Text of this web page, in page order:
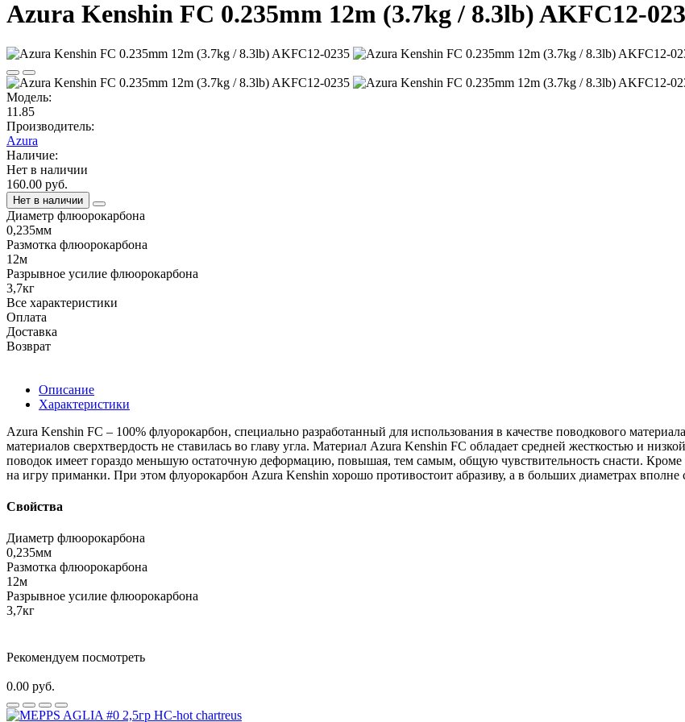
Azura Kenshin FC 0.235mm 12m (3.7kg / 8.3lb) AKFC12-
Модель:
11.85
Производитель:
Azura
Наличие:
Нет в наличии
160.00 руб.
Нет в наличии
Диаметр флюорокарбона
0,235мм
Размотка флюорокарбона
12м
Разрывное усилие флюорокарбона
3,7кг
Все характеристики
Оплата
Доставка
Возврат
Описание
Характеристики
Azura Kenshin FC – 100% флуорокарбон, специально разработанный для использования в качестве поводкового
материалов сверхтвердость не ставилась во главу угла. Материал Azura Kenshin FC обладает средней жесткостью и
поводок имеет гораздо меньшую остаточную деформацию, повышая, тем самым, общую чувствительность снасти. Кроме
на игру приманки. При этом флуорокарбон Azura Kenshin хорошо противостоит абразиву, а в больших диаметрах вполне
Свойства
Диаметр флюорокарбона
0,235мм
Размотка флюорокарбона
12м
Разрывное усилие флюорокарбона
3,7кг
Рекомендуем посмотреть
0.00 руб.